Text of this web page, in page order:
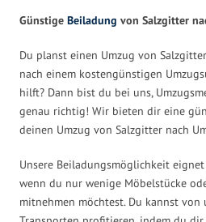
Günstige Beiladung von Salzgitter
Du planst einen Umzug von
nach einem kostengünstigen
hilft? Dann bist du bei uns,
genau richtig! Wir bieten dir eine
deinen Umzug von Salzgitter nach
Unsere Beiladungsmöglichkeit
wenn du nur wenige Möbelstücke
mitnehmen möchtest. Du kannst von